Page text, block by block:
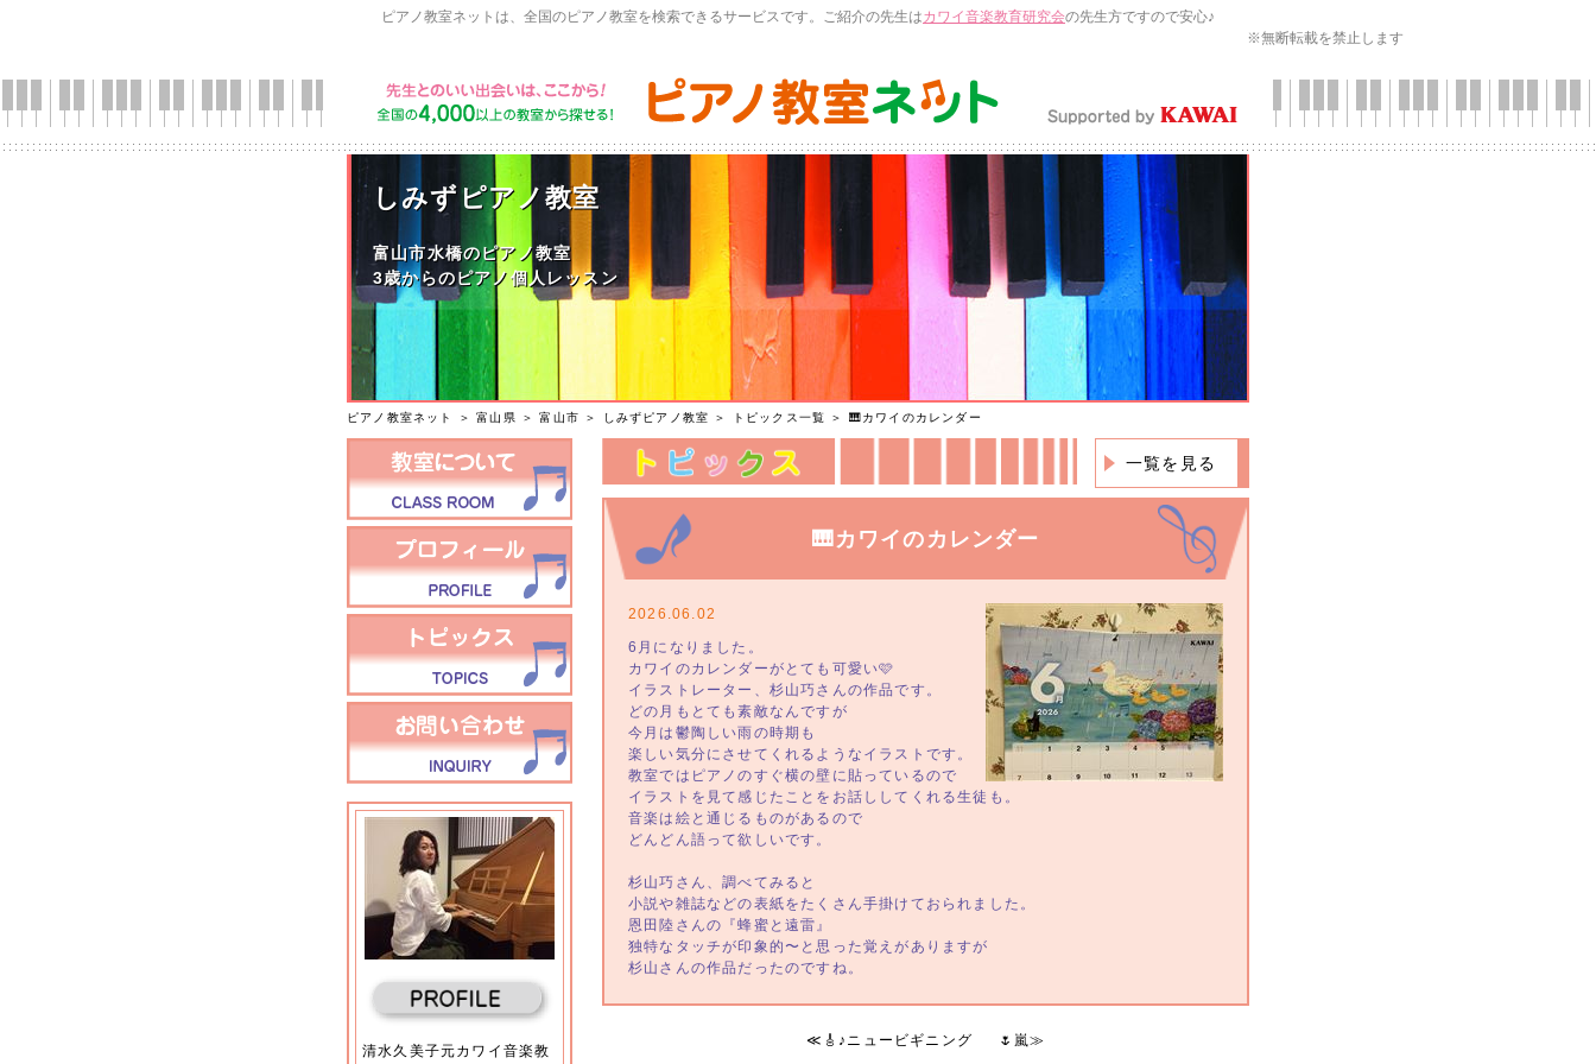
ピアノ教室ネットは、全国のピアノ教室を検索できるサービスです。ご紹介の先生はカワイ音楽教育研究会の先生方ですので安心♪
※無断転載を禁止します
しみずピアノ教室
富山市水橋のピアノ教室
3歳からのピアノ個人レッスン
ピアノ教室ネット ＞富山県 ＞富山市 ＞ しみずピアノ教室 ＞ トピックス一覧 ＞ 🎹カワイのカレンダー
清水久美子元カワイ音楽教
一覧を見る
🎹カワイのカレンダー
2026.06.02
6月になりました。
カワイのカレンダーがとても可愛い🩷
イラストレーター、杉山巧さんの作品です。
どの月もとても素敵なんですが
今月は鬱陶しい雨の時期も
楽しい気分にさせてくれるようなイラストです。
教室ではピアノのすぐ横の壁に貼っているので
イラストを見て感じたことをお話ししてくれる生徒も。
音楽は絵と通じるものがあるので
どんどん語って欲しいです。
杉山巧さん、調べてみると
小説や雑誌などの表紙をたくさん手掛けておられました。
恩田陸さんの『蜂蜜と遠雷』
独特なタッチが印象的〜と思った覚えがありますが
杉山さんの作品だったのですね。
≪ 🎸♪ニュービギニング 🌷嵐≫